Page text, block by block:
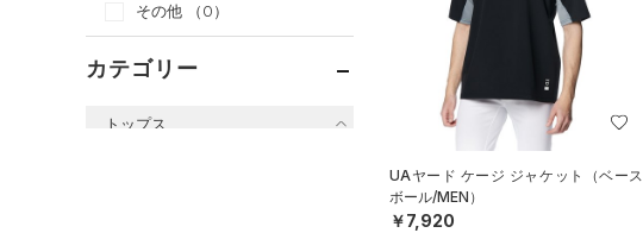
その他
（0）
カテゴリー
トップス
UAヤード ケージ ジャケット（ベース
ボール/MEN）
￥7,920